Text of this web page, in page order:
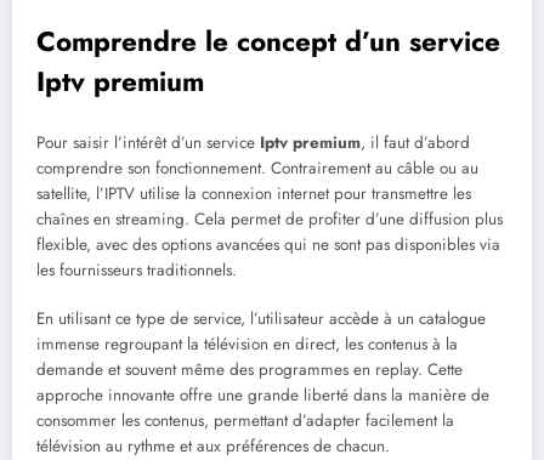
Comprendre le concept d’un service
Iptv premium
Pour saisir l’intérêt d’un service Iptv premium, il faut d’abord
comprendre son fonctionnement. Contrairement au câble ou au
satellite, l’IPTV utilise la connexion internet pour transmettre les
chaînes en streaming. Cela permet de profiter d’une diffusion plus
flexible, avec des options avancées qui ne sont pas disponibles via
les fournisseurs traditionnels.
En utilisant ce type de service, l’utilisateur accède à un catalogue
immense regroupant la télévision en direct, les contenus à la
demande et souvent même des programmes en replay. Cette
approche innovante offre une grande liberté dans la manière de
consommer les contenus, permettant d’adapter facilement la
télévision au rythme et aux préférences de chacun.